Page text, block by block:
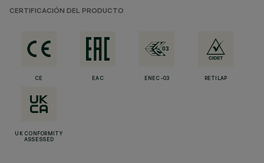
CERTIFICACIÓN DEL PRODUCTO
CE EAC ENEC-03 RETILAP
UK CONFORMITY
ASSESSED